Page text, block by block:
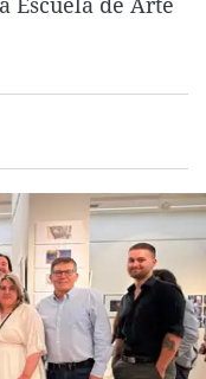
La rosa de los vientos
Como el perro y el
Caso
Equipo de
Extremadura
La Rioja
Virales
Elecciones